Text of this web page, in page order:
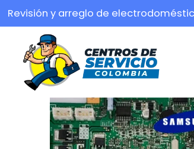
Revisión y arreglo de